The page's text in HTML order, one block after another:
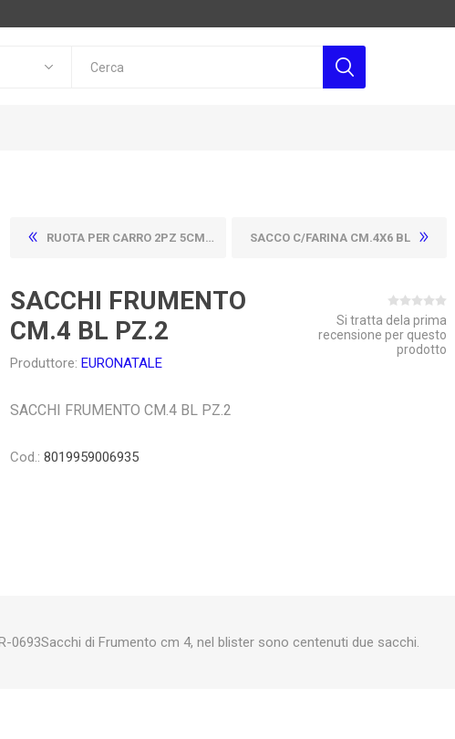
RUOTA PER CARRO 2PZ 5CM IN BLISTER PLASTICA SACCO C/FARINA CM.4X6 BL
SACCHI FRUMENTO
CM.4 BL PZ.2
Produttore: EURONATALE
Si tratta dela prima
recensione per questo
prodotto
SACCHI FRUMENTO CM.4 BL PZ.2
Cod.: 8019959006935
0693Sacchi di Frumento cm 4, nel blister sono centenuti due sacchi.